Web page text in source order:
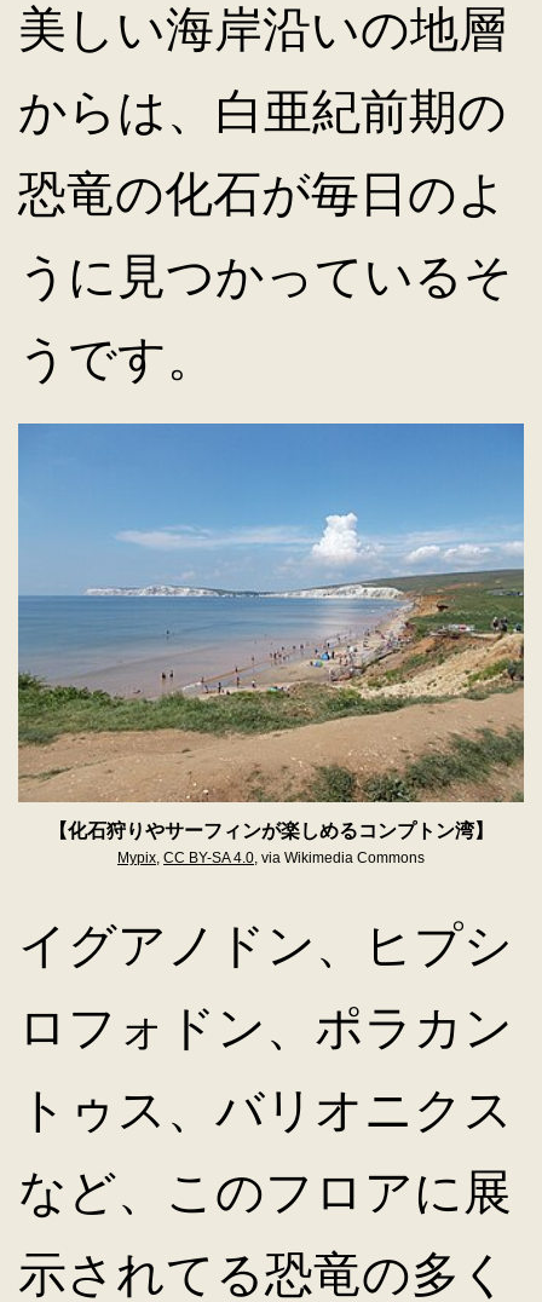
美しい海岸沿いの地層
からは、白亜紀前期の
恐竜の化石が毎日のよ
うに見つかっているそ
うです。
【化石狩りやサーフィンが楽しめるコンプトン湾】
Mypix, CC BY-SA 4.0, via Wikimedia Commons
イグアノドン、ヒプシ
ロフォドン、ポラカン
トゥス、バリオニクス
など、このフロアに展
示されてる恐竜の多く